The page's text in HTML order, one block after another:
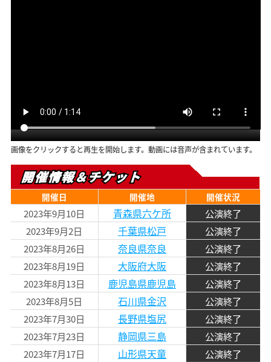
画像をクリックすると再生を開始します。動画には音声が含まれています。
開催情報＆チケット
開催日 開催地 開催状況
2023年9月10日 青森県六ケ所
公演終了
2023年9月2日
千葉県松戸
公演終了
2023年8月26日
奈良県奈良
公演終了
2023年8月19日
大阪府大阪
公演終了
2023年8月13日
鹿児島県鹿児島
公演終了
2023年8月5日
石川県金沢
公演終了
2023年7月30日
長野県塩尻
公演終了
2023年7月23日
静岡県三島
公演終了
2023年7月17日
山形県天童
公演終了